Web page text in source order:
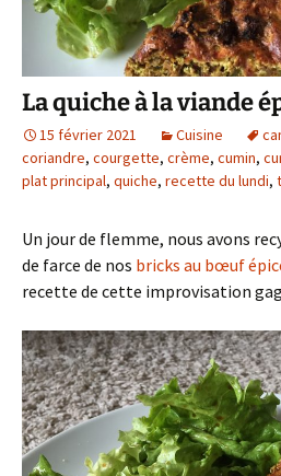
La quiche à la viande
15 février 2021 Cuisine
coriandre, courgette, crème, cumin,
plat principal, quiche, recette du lundi,
Un jour de flemme, nous avons
de farce de nos bricks au bœuf
recette de cette improvisation